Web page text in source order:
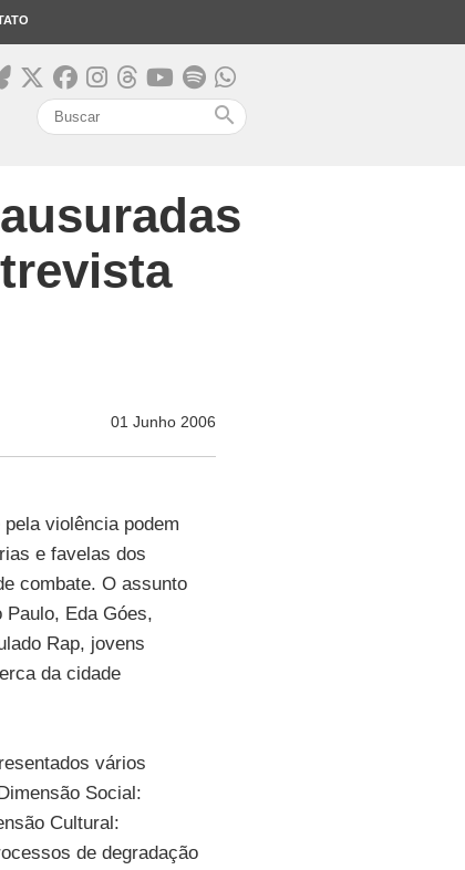
search
01 Junho 2006
violência podem
e favelas dos
combate. O assunto
Eda Góes,
Rap, jovens
da cidade
vários
Social:
Cultural:
de degradação